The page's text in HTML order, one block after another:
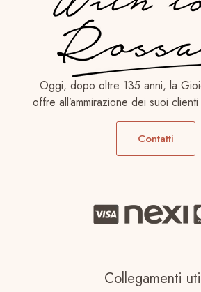
Oggi, dopo oltre 135 anni, la
offre all’ammirazione dei suoi
Contatti
Collegamenti